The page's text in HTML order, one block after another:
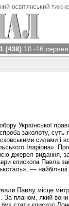
освітянський
(436) 10 -16
Української
заколоту, суть
силами і
Іларіона».
джерел видання,
єпископа Павла
— найбільші
Павлу місце
За планом, який